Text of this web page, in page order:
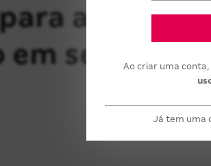
Ao criar uma
Já tem uma
a
serviço